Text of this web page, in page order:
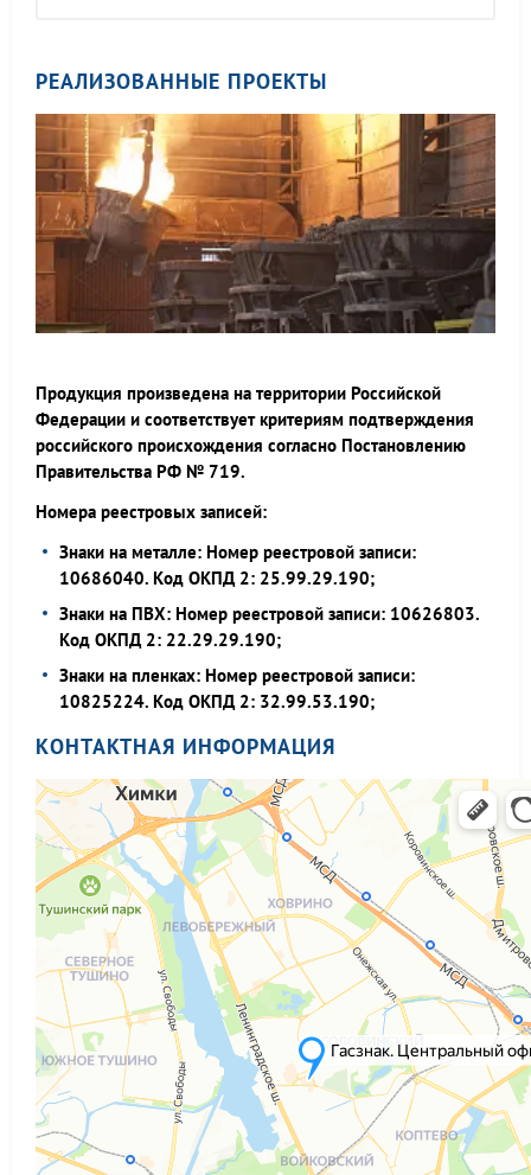
РЕАЛИЗОВАННЫЕ ПРОЕКТЫ
Продукция произведена на территории Российской
Федерации и соответствует критериям подтверждения
российского происхождения согласно Постановлению
Правительства РФ № 719.
Номера реестровых записей:
Знаки на металле: Номер реестровой записи:
10686040. Код ОКПД 2: 25.99.29.190;
Знаки на ПВХ: Номер реестровой записи: 10626803.
Код ОКПД 2: 22.29.29.190;
Знаки на пленках: Номер реестровой записи:
10825224. Код ОКПД 2: 32.99.53.190;
КОНТАКТНАЯ ИНФОРМАЦИЯ